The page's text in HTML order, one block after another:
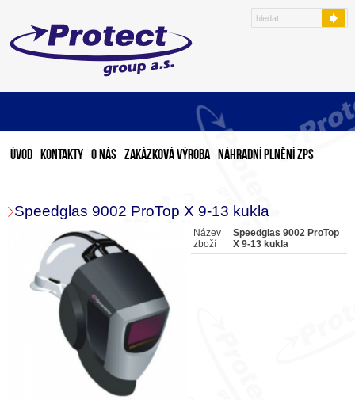
Speedglas 9002 ProTop X 9-13 kukla
Název
zboží
Speedglas 9002 ProTop
X 9-13 kukla
Úvod Kontakty O nás Zakázková výroba Náhradní plnění ZPS